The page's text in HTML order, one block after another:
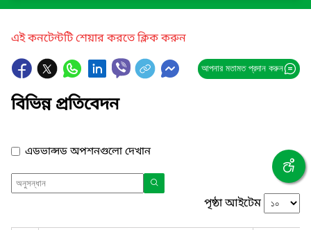
এই কনটেন্টটি শেয়ার করতে ক্লিক করুন
আপনার মতামত প্রদান করুন
বিভিন্ন প্রতিবেদন
এডভান্সড অপশনগুলো দেখান
পৃষ্ঠা আইটেম